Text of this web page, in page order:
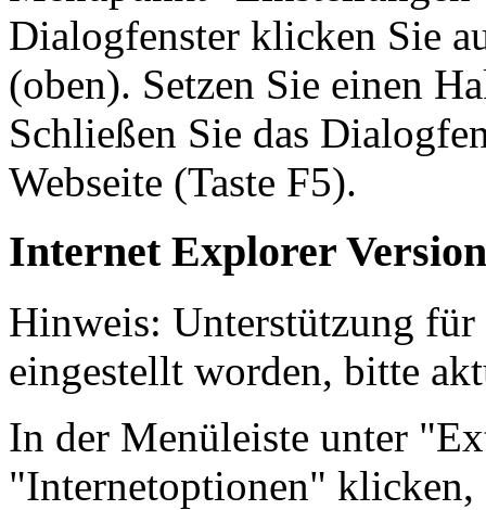
Dialogfenster klicken Sie
(oben). Setzen Sie einen
Schließen Sie das
Webseite (Taste F5).
Internet Explorer
Hinweis: Unterstützung
eingestellt worden, bitte
In der Menüleiste unter
"Internetoptionen" klicken,